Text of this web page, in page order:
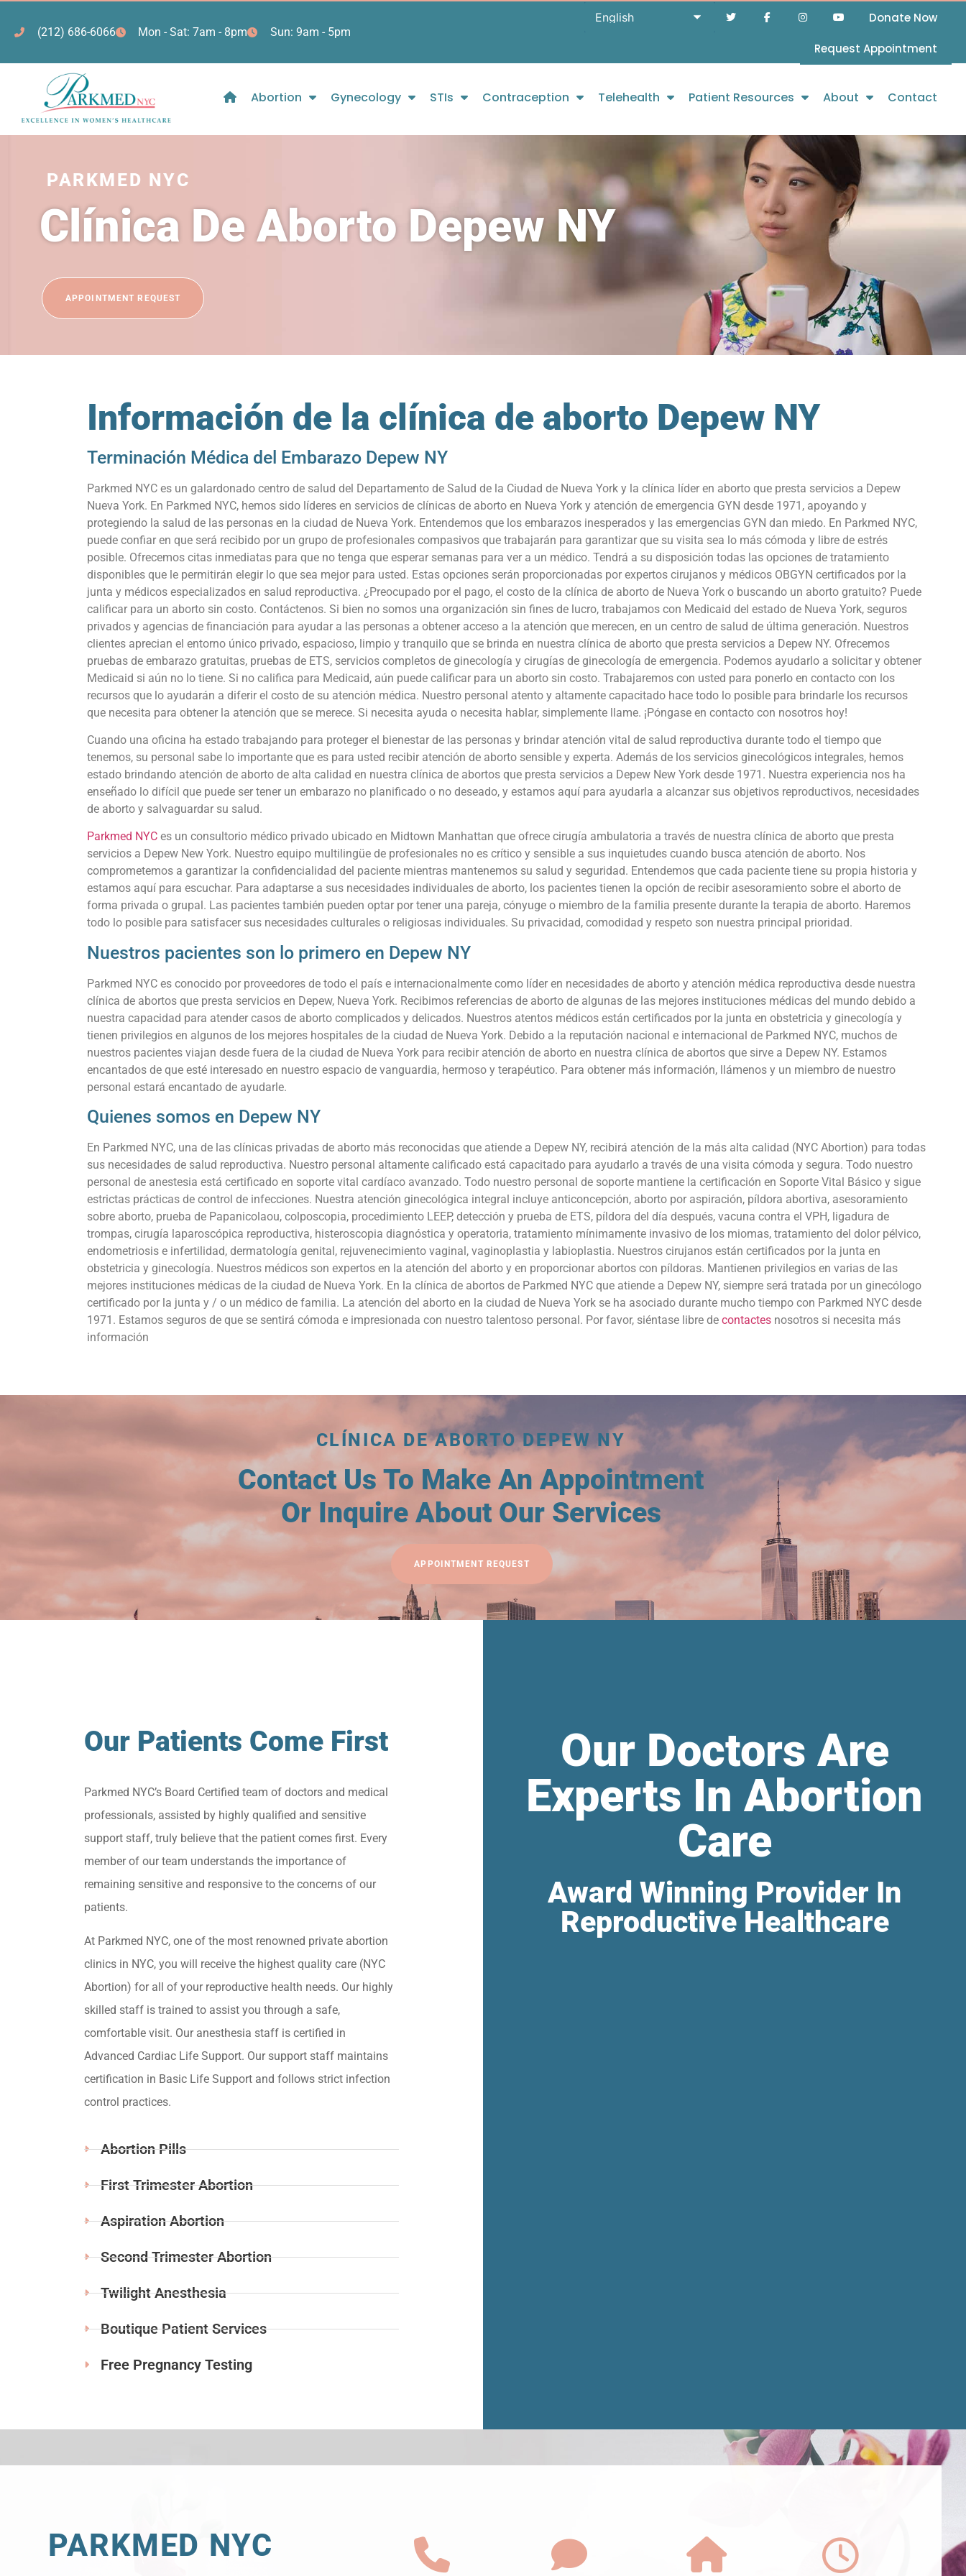
(212) 686-6066 Mon - Sat: 7am - 8pm Sun: 9am - 5pm
Donate Now
Request Appointment
Abortion Gynecology STIs Contraception Telehealth Patient Resources About Contact
PARKMED NYC
Clínica De Aborto Depew NY
APPOINTMENT REQUEST
Información de la clínica de aborto Depew NY
Terminación Médica del Embarazo Depew NY
Parkmed NYC es un galardonado centro de salud del Departamento de Salud de la Ciudad de Nueva York y la clínica líder en aborto que presta servicios a Depew
Nueva York. En Parkmed NYC, hemos sido líderes en servicios de clínicas de aborto en Nueva York y atención de emergencia GYN desde 1971, apoyando y
protegiendo la salud de las personas en la ciudad de Nueva York. Entendemos que los embarazos inesperados y las emergencias GYN dan miedo. En Parkmed NYC,
puede confiar en que será recibido por un grupo de profesionales compasivos que trabajarán para garantizar que su visita sea lo más cómoda y libre de estrés
posible. Ofrecemos citas inmediatas para que no tenga que esperar semanas para ver a un médico. Tendrá a su disposición todas las opciones de tratamiento
disponibles que le permitirán elegir lo que sea mejor para usted. Estas opciones serán proporcionadas por expertos cirujanos y médicos OBGYN certificados por la
junta y médicos especializados en salud reproductiva. ¿Preocupado por el pago, el costo de la clínica de aborto de Nueva York o buscando un aborto gratuito? Puede
calificar para un aborto sin costo. Contáctenos. Si bien no somos una organización sin fines de lucro, trabajamos con Medicaid del estado de Nueva York, seguros
privados y agencias de financiación para ayudar a las personas a obtener acceso a la atención que merecen, en un centro de salud de última generación. Nuestros
clientes aprecian el entorno único privado, espacioso, limpio y tranquilo que se brinda en nuestra clínica de aborto que presta servicios a Depew NY. Ofrecemos
pruebas de embarazo gratuitas, pruebas de ETS, servicios completos de ginecología y cirugías de ginecología de emergencia. Podemos ayudarlo a solicitar y obtener
Medicaid si aún no lo tiene. Si no califica para Medicaid, aún puede calificar para un aborto sin costo. Trabajaremos con usted para ponerlo en contacto con los
recursos que lo ayudarán a diferir el costo de su atención médica. Nuestro personal atento y altamente capacitado hace todo lo posible para brindarle los recursos
que necesita para obtener la atención que se merece. Si necesita ayuda o necesita hablar, simplemente llame. ¡Póngase en contacto con nosotros hoy!
Cuando una oficina ha estado trabajando para proteger el bienestar de las personas y brindar atención vital de salud reproductiva durante todo el tiempo que
tenemos, su personal sabe lo importante que es para usted recibir atención de aborto sensible y experta. Además de los servicios ginecológicos integrales, hemos
estado brindando atención de aborto de alta calidad en nuestra clínica de abortos que presta servicios a Depew New York desde 1971. Nuestra experiencia nos ha
enseñado lo difícil que puede ser tener un embarazo no planificado o no deseado, y estamos aquí para ayudarla a alcanzar sus objetivos reproductivos, necesidades
de aborto y salvaguardar su salud.
Parkmed NYCes un consultorio médico privado ubicado en Midtown Manhattan que ofrece cirugía ambulatoria a través de nuestra clínica de aborto que presta
servicios a Depew New York. Nuestro equipo multilingüe de profesionales no es crítico y sensible a sus inquietudes cuando busca atención de aborto. Nos
comprometemos a garantizar la confidencialidad del paciente mientras mantenemos su salud y seguridad. Entendemos que cada paciente tiene su propia historia y
estamos aquí para escuchar. Para adaptarse a sus necesidades individuales de aborto, los pacientes tienen la opción de recibir asesoramiento sobre el aborto de
forma privada o grupal. Las pacientes también pueden optar por tener una pareja, cónyuge o miembro de la familia presente durante la terapia de aborto. Haremos
todo lo posible para satisfacer sus necesidades culturales o religiosas individuales. Su privacidad, comodidad y respeto son nuestra principal prioridad.
Nuestros pacientes son lo primero en Depew NY
Parkmed NYC es conocido por proveedores de todo el país e internacionalmente como líder en necesidades de aborto y atención médica reproductiva desde nuestra
clínica de abortos que presta servicios en Depew, Nueva York. Recibimos referencias de aborto de algunas de las mejores instituciones médicas del mundo debido a
nuestra capacidad para atender casos de aborto complicados y delicados. Nuestros atentos médicos están certificados por la junta en obstetricia y ginecología y
tienen privilegios en algunos de los mejores hospitales de la ciudad de Nueva York. Debido a la reputación nacional e internacional de Parkmed NYC, muchos de
nuestros pacientes viajan desde fuera de la ciudad de Nueva York para recibir atención de aborto en nuestra clínica de abortos que sirve a Depew NY. Estamos
encantados de que esté interesado en nuestro espacio de vanguardia, hermoso y terapéutico. Para obtener más información, llámenos y un miembro de nuestro
personal estará encantado de ayudarle.
Quienes somos en Depew NY
En Parkmed NYC, una de las clínicas privadas de aborto más reconocidas que atiende a Depew NY, recibirá atención de la más alta calidad (NYC Abortion) para todas
sus necesidades de salud reproductiva. Nuestro personal altamente calificado está capacitado para ayudarlo a través de una visita cómoda y segura. Todo nuestro
personal de anestesia está certificado en soporte vital cardíaco avanzado. Todo nuestro personal de soporte mantiene la certificación en Soporte Vital Básico y sigue
estrictas prácticas de control de infecciones. Nuestra atención ginecológica integral incluye anticoncepción, aborto por aspiración, píldora abortiva, asesoramiento
sobre aborto, prueba de Papanicolaou, colposcopia, procedimiento LEEP, detección y prueba de ETS, píldora del día después, vacuna contra el VPH, ligadura de
trompas, cirugía laparoscópica reproductiva, histeroscopia diagnóstica y operatoria, tratamiento mínimamente invasivo de los miomas, tratamiento del dolor pélvico,
endometriosis e infertilidad, dermatología genital, rejuvenecimiento vaginal, vaginoplastia y labioplastia. Nuestros cirujanos están certificados por la junta en
obstetricia y ginecología. Nuestros médicos son expertos en la atención del aborto y en proporcionar abortos con píldoras. Mantienen privilegios en varias de las
mejores instituciones médicas de la ciudad de Nueva York. En la clínica de abortos de Parkmed NYC que atiende a Depew NY, siempre será tratada por un ginecólogo
certificado por la junta y / o un médico de familia. La atención del aborto en la ciudad de Nueva York se ha asociado durante mucho tiempo con Parkmed NYC desde
1971. Estamos seguros de que se sentirá cómoda e impresionada con nuestro talentoso personal. Por favor, siéntase libre de contactesnosotros si necesita más
información
CLÍNICA DE ABORTO DEPEW NY
Contact Us To Make An Appointment
Or Inquire About Our Services
APPOINTMENT REQUEST
Our Patients Come First
Parkmed NYC’s Board Certified team of doctors and medical
professionals, assisted by highly qualified and sensitive
support staff, truly believe that the patient comes first. Every
member of our team understands the importance of
remaining sensitive and responsive to the concerns of our
patients.
At Parkmed NYC, one of the most renowned private abortion
clinics in NYC, you will receive the highest quality care (NYC
Abortion) for all of your reproductive health needs. Our highly
skilled staff is trained to assist you through a safe,
comfortable visit. Our anesthesia staff is certified in
Advanced Cardiac Life Support. Our support staff maintains
certification in Basic Life Support and follows strict infection
control practices.
Abortion Pills
First Trimester Abortion
Aspiration Abortion
Second Trimester Abortion
Twilight Anesthesia
Boutique Patient Services
Free Pregnancy Testing
Our Doctors Are
Experts In Abortion
Care
Award Winning Provider In
Reproductive Healthcare
PARKMED NYC